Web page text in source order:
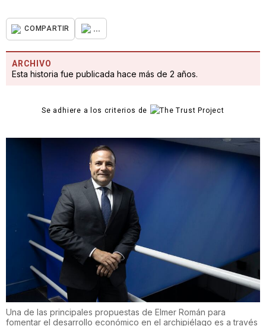
COMPARTIR ...
ARCHIVO
Esta historia fue publicada hace más de 2 años.
Se adhiere a los criterios de
Una de las principales propuestas de Elmer Román para
fomentar el desarrollo económico en el archipiélago es a través